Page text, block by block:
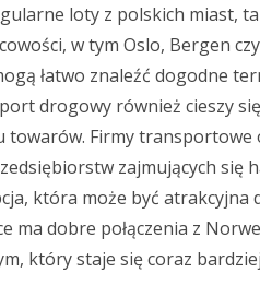
loty z polskich miast,
w tym Oslo, Bergen
łatwo znaleźć dogodne
drogowy również cieszy
towarów. Firmy transportowe
zajmujących się
która może być atrakcyjna
ma dobre połączenia z
który staje się coraz